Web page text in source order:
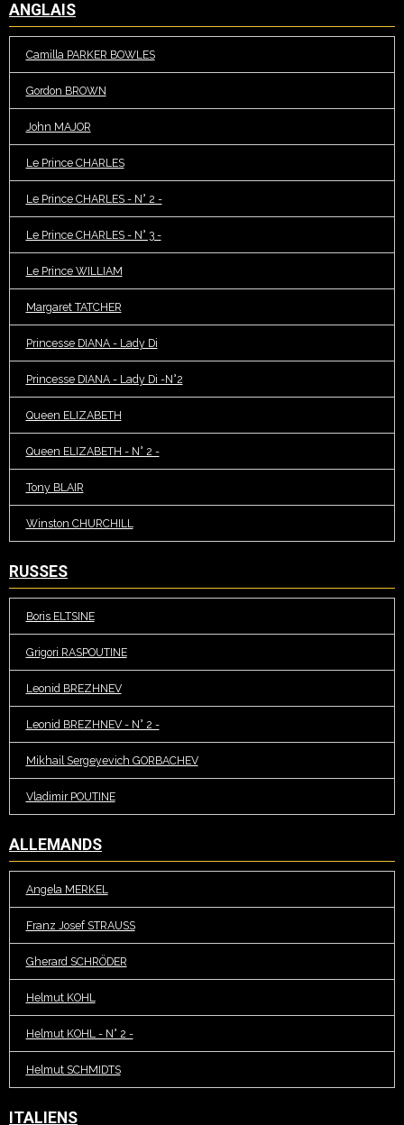
ANGLAIS
Camilla PARKER BOWLES
Gordon BROWN
John MAJOR
Le Prince CHARLES
Le Prince CHARLES - N° 2 -
Le Prince CHARLES - N° 3 -
Le Prince WILLIAM
Margaret TATCHER
Princesse DIANA - Lady Di
Princesse DIANA - Lady Di -N°2
Queen ELIZABETH
Queen ELIZABETH - N° 2 -
Tony BLAIR
Winston CHURCHILL
RUSSES
Boris ELTSINE
Grigori RASPOUTINE
Leonid BREZHNEV
Leonid BREZHNEV - N° 2 -
Mikhail Sergeyevich GORBACHEV
Vladimir POUTINE
ALLEMANDS
Angela MERKEL
Franz Josef STRAUSS
Gherard SCHRÖDER
Helmut KOHL
Helmut KOHL - N° 2 -
Helmut SCHMIDTS
ITALIENS